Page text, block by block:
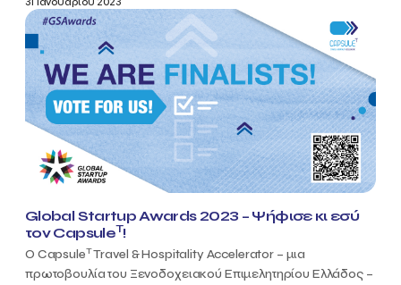
Global Startup Awards 2023 – Ψήφισε κι εσύ
τον CapsuleT!
Ο CapsuleTTravel & Hospitality Accelerator – μια
πρωτοβουλία του Ξενοδοχειακού Επιμελητηρίου Ελλάδος –